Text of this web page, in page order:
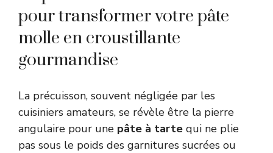
pour transformer votre pâte
molle en croustillante
gourmandise
La précuisson, souvent négligée par les
cuisiniers amateurs, se révèle être la pierre
angulaire pour une pâte à tarte qui ne plie
pas sous le poids des garnitures sucrées ou